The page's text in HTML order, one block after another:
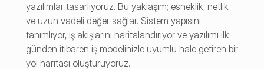
yazılımlar tasarlıyoruz. Bu yaklaşım; esneklik, netlik
ve uzun vadeli değer sağlar. Sistem yapısını
tanımlıyor, iş akışlarını haritalandırıyor ve yazılımı ilk
günden itibaren iş modelinizle uyumlu hale getiren bir
yol haritası oluşturuyoruz.